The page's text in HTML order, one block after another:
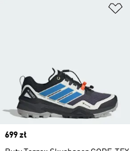
Price
699 zł